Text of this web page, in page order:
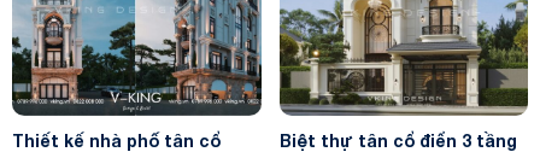
Thiết kế nhà phố tân cổ
Biệt thự tân cổ điển 3 tầng